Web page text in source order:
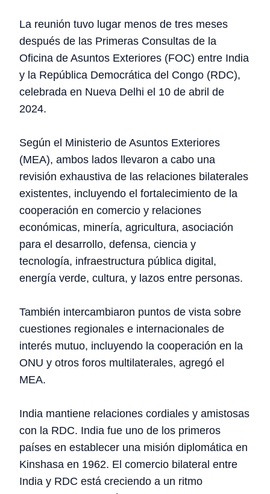
La reunión tuvo lugar menos de tres meses
después de las Primeras Consultas de la
Oficina de Asuntos Exteriores (FOC) entre India
y la República Democrática del Congo (RDC),
celebrada en Nueva Delhi el 10 de abril de
2024.
Según el Ministerio de Asuntos Exteriores
(MEA), ambos lados llevaron a cabo una
revisión exhaustiva de las relaciones bilaterales
existentes, incluyendo el fortalecimiento de la
cooperación en comercio y relaciones
económicas, minería, agricultura, asociación
para el desarrollo, defensa, ciencia y
tecnología, infraestructura pública digital,
energía verde, cultura, y lazos entre personas.
También intercambiaron puntos de vista sobre
cuestiones regionales e internacionales de
interés mutuo, incluyendo la cooperación en la
ONU y otros foros multilaterales, agregó el
MEA.
India mantiene relaciones cordiales y amistosas
con la RDC. India fue uno de los primeros
países en establecer una misión diplomática en
Kinshasa en 1962. El comercio bilateral entre
India y RDC está creciendo a un ritmo